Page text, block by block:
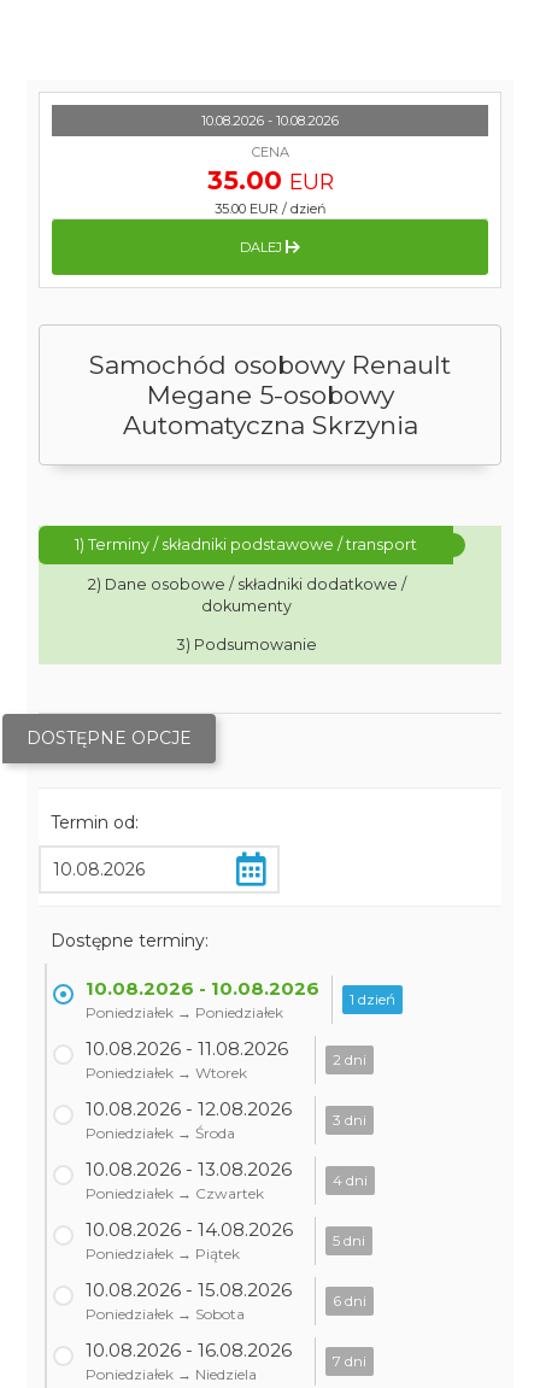
Samochód osobowy Renault
Megane 5-osobowy
Automatyczna Skrzynia
1) Terminy / składniki podstawowe / transport
2) Dane osobowe / składniki dodatkowe /
dokumenty
3) Podsumowanie
DOSTĘPNE OPCJE
Termin od:
Dostępne terminy:
10.08.2026 - 10.08.2026
Poniedziałek → Poniedziałek
1 dzień
10.08.2026 - 11.08.2026
Poniedziałek → Wtorek
2 dni
10.08.2026 - 12.08.2026
Poniedziałek → Środa
3 dni
10.08.2026 - 13.08.2026
Poniedziałek → Czwartek
4 dni
10.08.2026 - 14.08.2026
Poniedziałek → Piątek
5 dni
10.08.2026 - 15.08.2026
Poniedziałek → Sobota
6 dni
10.08.2026 - 16.08.2026
Poniedziałek → Niedziela
7 dni
10.08.2026 - 10.08.2026
CENA
35.00 EUR
35.00 EUR / dzień
DALEJ